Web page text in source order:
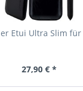
Etui Ultra Slim für
27,90 € *